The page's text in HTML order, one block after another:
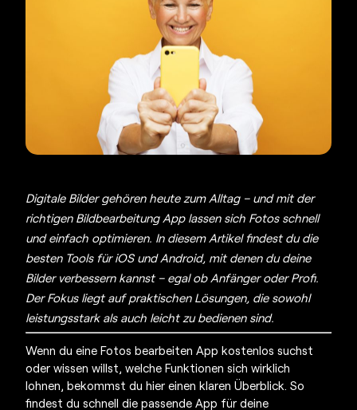
Digitale Bilder gehören heute zum Alltag – und mit der
richtigen Bildbearbeitung Applassen sich Fotos schnell
und einfach optimieren. In diesem Artikel findest du die
besten Tools für iOS und Android, mit denen du deine
Bilder verbessern kannst – egal ob Anfänger oder Profi.
Der Fokus liegt auf praktischen Lösungen, die sowohl
leistungsstark als auch leicht zu bedienen sind.
Wenn du eineFotos bearbeiten App kostenlos suchst
oder wissen willst, welche Funktionen sich wirklich
lohnen, bekommst du hier einen klaren Überblick. So
findest du schnell die passende App für deine